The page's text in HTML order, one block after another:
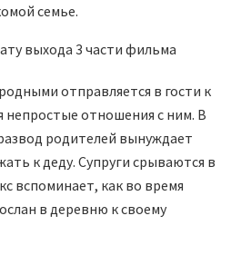
семье.
отправляется в гости к
непростые отношения с ним. В
родителей вынуждает
к деду. Супруги срываются в
вспоминает, как во время
в деревню к своему